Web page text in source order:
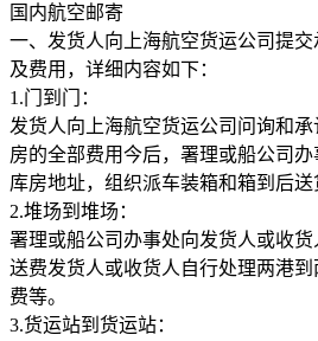
国内航空邮寄
一、发货人向上海航空货运公司提
及费用，详细内容如下：
1.门到门：
发货人向上海航空货运公司问询和
房的全部费用今后，署理或船公司
库房地址，组织派车装箱和箱到后送
2.堆场到堆场：
署理或船公司办事处向发货人或收
送费发货人或收货人自行处理两港
费等。
3.货运站到货运站：